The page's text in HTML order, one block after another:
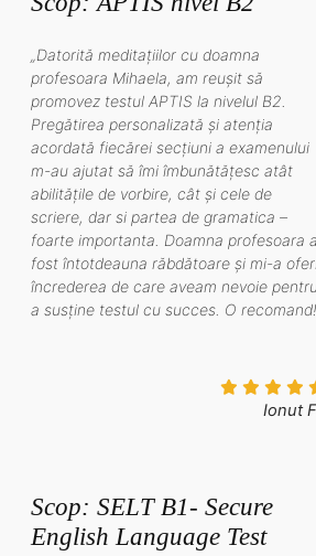
„Datorită meditațiilor cu doamna
profesoara Mihaela, am reușit să
promovez testul APTIS la nivelul B2.
Pregătirea personalizată și atenția
acordată fiecărei secțiuni a examenului
m-au ajutat să îmi îmbunătățesc atât
abilitățile de vorbire, cât și cele de
scriere, dar si partea de gramatica –
foarte importanta. Doamna profesoara a
fost întotdeauna răbdătoare și mi-a
încrederea de care aveam nevoie
a susține testul cu succes. O
Ionut
Scop: SELT B1- Secure
English Language Test